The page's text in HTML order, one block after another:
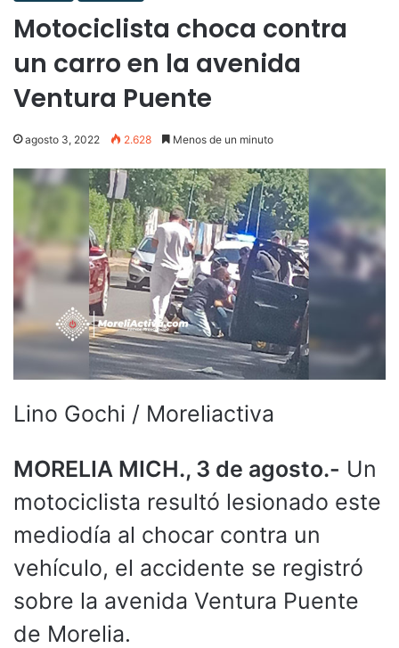
Motociclista choca contra
un carro en la avenida
Ventura Puente
agosto 3, 2022 2.628 Menos de un minuto
Lino Gochi / Moreliactiva
MORELIA MICH., 3 de agosto.- Un
motociclista resultó lesionado este
mediodía al chocar contra un
vehículo, el accidente se registró
sobre la avenida Ventura Puente
de Morelia.